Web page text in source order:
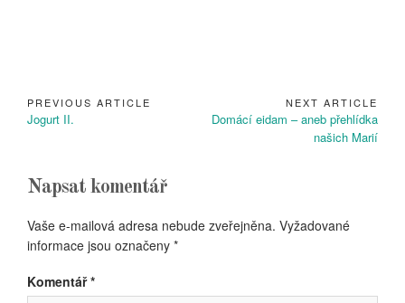
Navigace
pro
PREVIOUS ARTICLE
Previous
Jogurt II.
NEXT ARTICLE
Next
Domácí eidam – aneb přehlídka
našich Marií
Napsat komentář
Vaše e-mailová adresa nebude zveřejněna. Vyžadované
informace jsou označeny *
Komentář*